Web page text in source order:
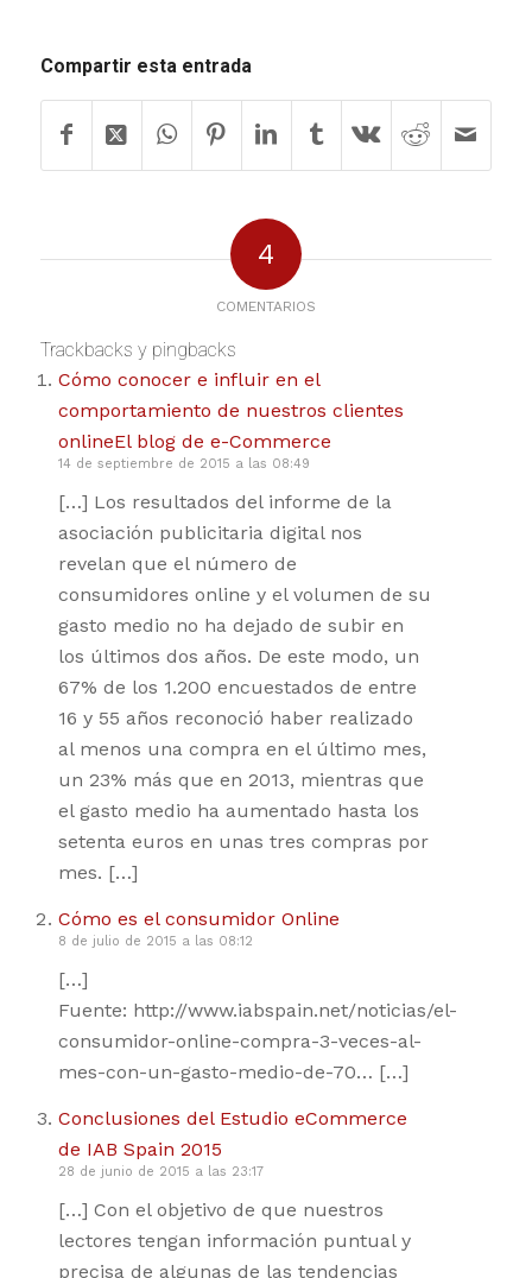
Compartir esta entrada
4
COMENTARIOS
Trackbacks y pingbacks
Cómo conocer e influir en el
comportamiento de nuestros clientes
onlineEl blog de e-Commerce
14 de septiembre de 2015 a las 08:49
[…] Los resultados del informe de la
asociación publicitaria digital nos
revelan que el número de
consumidores online y el volumen de su
gasto medio no ha dejado de subir en
los últimos dos años. De este modo, un
67% de los 1.200 encuestados de entre
16 y 55 años reconoció haber realizado
al menos una compra en el último mes,
un 23% más que en 2013, mientras que
el gasto medio ha aumentado hasta los
setenta euros en unas tres compras por
mes. […]
Cómo es el consumidor Online
8 de julio de 2015 a las 08:12
[…]
Fuente: http://www.iabspain.net/noticias/el-
consumidor-online-compra-3-veces-al-
mes-con-un-gasto-medio-de-70… […]
Conclusiones del Estudio eCommerce
de IAB Spain 2015
28 de junio de 2015 a las 23:17
[…] Con el objetivo de que nuestros
lectores tengan información puntual y
precisa de algunas de las tendencias